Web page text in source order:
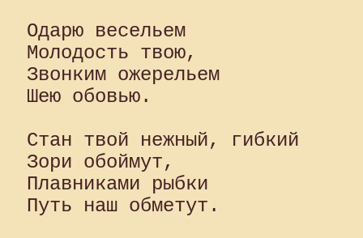
Одарю весельем
Молодость твою,
Звонким ожерельем
Шею обовью.
Стан твой нежный, гибкий
Зори обоймут,
Плавниками рыбки
Путь наш обметут.